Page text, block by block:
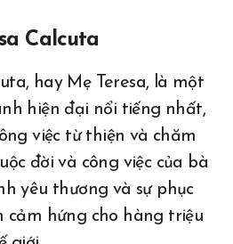
Calcuta
hay Mẹ Teresa, là một
hiện đại nổi tiếng nhất,
việc từ thiện và chăm
đời và công việc của bà
yêu thương và sự phục
cảm hứng cho hàng triệu